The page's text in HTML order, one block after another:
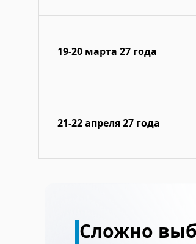
19-20 марта 27 года
21-22 апреля 27 года
Сложно